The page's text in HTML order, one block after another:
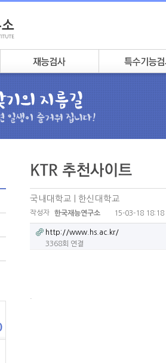
국내대학교 | 한신대학교
작성자 한국재능연구소 15-03-18 18:18
http://www.hs.ac.kr/
3368회 연결